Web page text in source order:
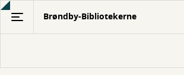
Gå
hovedindhold
Brøndby-Bibliotekerne